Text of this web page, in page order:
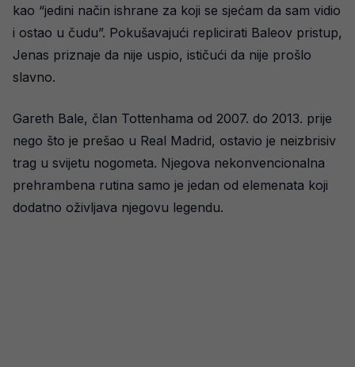
kao “jedini način ishrane za koji se sjećam da sam vidio
i ostao u čudu”. Pokušavajući replicirati Baleov pristup,
Jenas priznaje da nije uspio, ističući da nije prošlo
slavno.
Gareth Bale, član Tottenhama od 2007. do 2013. prije
nego što je prešao u Real Madrid, ostavio je neizbrisiv
trag u svijetu nogometa. Njegova nekonvencionalna
prehrambena rutina samo je jedan od elemenata koji
dodatno oživljava njegovu legendu.